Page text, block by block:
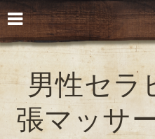
男性セラ
張マッサ